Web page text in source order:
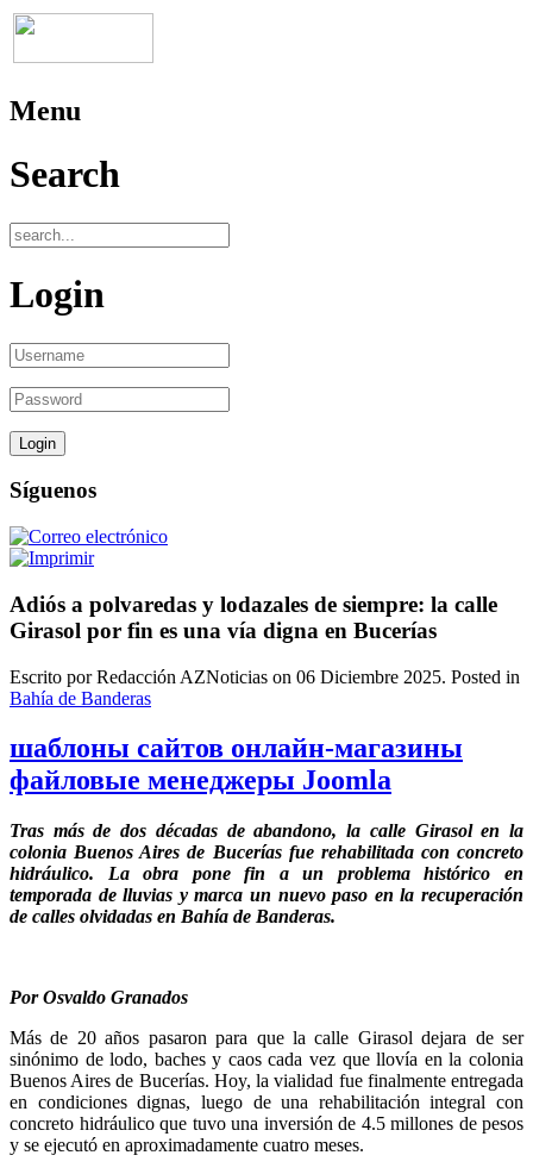
Menu
Search
Login
Síguenos
Adiós a polvaredas y lodazales de siempre: la calle
Girasol por fin es una vía digna en Bucerías
Escrito por Redacción AZNoticias on 06 Diciembre 2025. Posted in
Bahía de Banderas
шаблоны сайтов онлайн-магазины
файловые менеджеры Joomla
Tras más de dos décadas de abandono, la calle Girasol en la
colonia Buenos Aires de Bucerías fue rehabilitada con concreto
hidráulico. La obra pone fin a un problema histórico en
temporada de lluvias y marca un nuevo paso en la recuperación
de calles olvidadas en Bahía de Banderas.
Por Osvaldo Granados
Más de 20 años pasaron para que la calle Girasol dejara de ser
sinónimo de lodo, baches y caos cada vez que llovía en la colonia
Buenos Aires de Bucerías. Hoy, la vialidad fue finalmente entregada
en condiciones dignas, luego de una rehabilitación integral con
concreto hidráulico que tuvo una inversión de 4.5 millones de pesos
y se ejecutó en aproximadamente cuatro meses.